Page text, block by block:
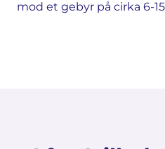
mod et gebyr på cirka 6-